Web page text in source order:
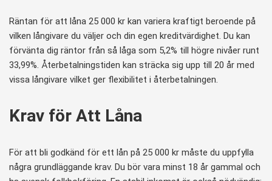
Räntan för att låna 25 000 kr kan variera kraftigt beroende på
vilken långivare du väljer och din egen kreditvärdighet. Du kan
förvänta dig räntor från så låga som 5,2% till högre nivåer runt
33,99%. Återbetalningstiden kan sträcka sig upp till 20 år med
vissa långivare vilket ger flexibilitet i återbetalningen.
Krav för Att Låna
För att bli godkänd för ett lån på 25 000 kr måste du uppfylla
några grundläggande krav. Du bör vara minst 18 år gammal och